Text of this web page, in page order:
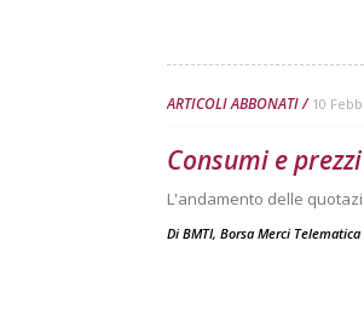
ARTICOLI ABBONATI 10
Consumi e
L'andamento delle
Di BMTI, Borsa Merci